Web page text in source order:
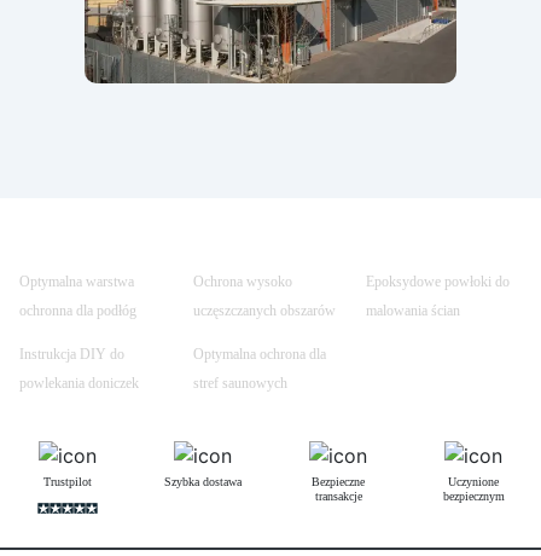
Optymalna warstwa
ochronna dla podłóg
Ochrona wysoko
uczęszczanych obszarów
Epoksydowe powłoki do
malowania ścian
Instrukcja DIY do
powlekania doniczek
Optymalna ochrona dla
stref saunowych
Trustpilot Szybka dostawa
Bezpieczne
transakcje
Uczynione
bezpiecznym